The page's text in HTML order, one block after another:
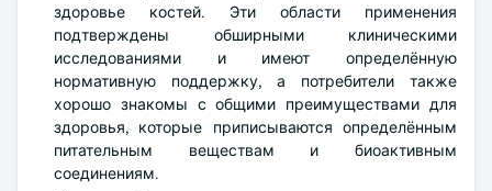
здоровье костей. Эти области применения
подтверждены обширными клиническими
исследованиями и имеют определённую
нормативную поддержку, а потребители также
хорошо знакомы с общими преимуществами для
здоровья, которые приписываются определённым
питательным веществам и биоактивным
соединениям.